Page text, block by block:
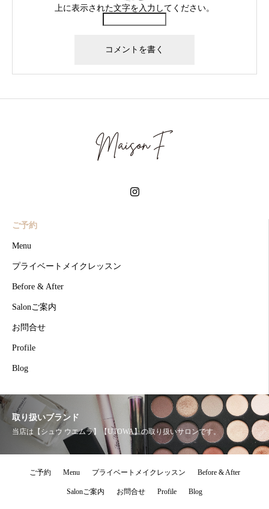
上に表示された文字を入力してください。
ご予約
Menu
プライベートメイクレッスン
Before & After
Salonご案内
お問合せ
Profile
Blog
取り扱いブランド
当店は【シュウ ウエムラ】【UTOWA】の取り扱いサロンです。
ご予約 Menu プライベートメイクレッスン Before & After
Salonご案内 お問合せ Profile Blog